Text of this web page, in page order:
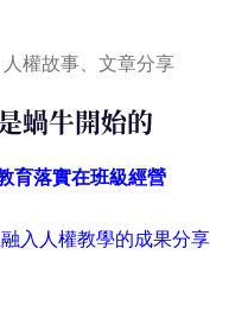
人權故事、文章分享
蝸牛開始的
育落實在班級經營
入人權教學的成果分享